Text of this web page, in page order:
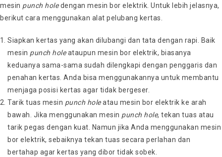
mesin punch holedengan mesin bor elektrik. Untuk lebih jelasnya,
berikut cara menggunakan alat pelubang kertas.
Siapkan kertas yang akan dilubangi dan tata dengan rapi. Baik
mesin punch holeataupun mesin bor elektrik, biasanya
keduanya sama-sama sudah dilengkapi dengan penggaris dan
penahan kertas. Anda bisa menggunakannya untuk membantu
menjaga posisi kertas agar tidak bergeser.
Tarik tuas mesin punch holeatau mesin bor elektrik ke arah
bawah. Jika menggunakan mesin punch hole, tekan tuas atau
tarik pegas dengan kuat. Namun jika Anda menggunakan mesin
bor elektrik, sebaiknya tekan tuas secara perlahan dan
bertahap agar kertas yang dibor tidak sobek.